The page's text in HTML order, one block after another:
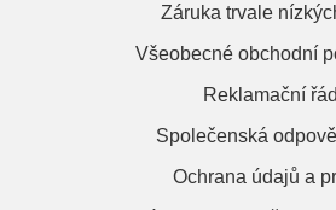
Záruka trvale
Všeobecné obchodní
Reklamační řád
Společenská
Ochrana údajů a